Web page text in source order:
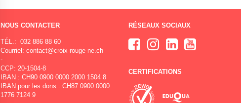
NOUS CONTACTER
TÉL.: 032 886 88 60
Courriel: contact@croix-rouge-ne.ch
-
CCP: 20-1504-8
IBAN : CH90 0900 0000 2000 1504 8
IBAN pour les dons : CH87 0900 0000
1776 7124 9
RÉSEAUX SOCIAUX
CERTIFICATIONS